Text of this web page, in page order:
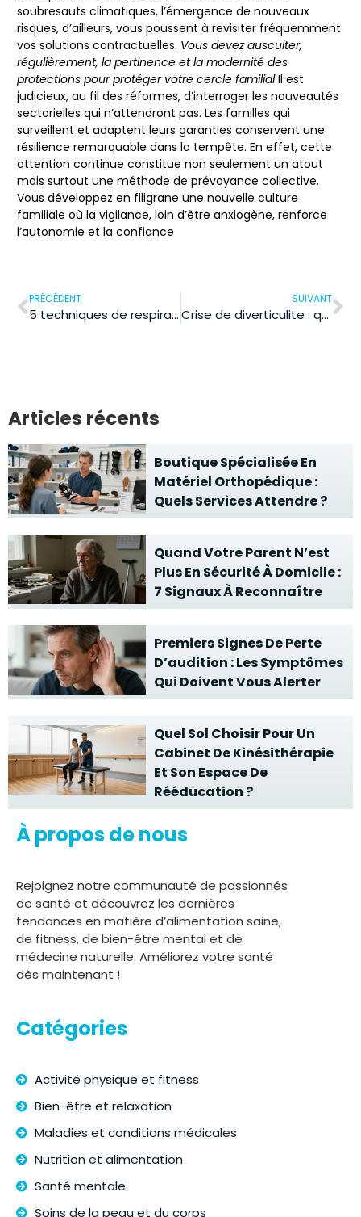
soubresauts climatiques, l’émergence de nouveaux
risques, d’ailleurs, vous poussent à revisiter fréquemment
vos solutions contractuelles. Vous devez ausculter,
régulièrement, la pertinence et la modernité des
protections pour protéger votre cercle familialIl est
judicieux, au fil des réformes, d’interroger les nouveautés
sectorielles qui n’attendront pas. Les familles qui
surveillent et adaptent leurs garanties conservent une
résilience remarquable dans la tempête. En effet, cette
attention continue constitue non seulement un atout
mais surtout une méthode de prévoyance collective.
Vous développez en filigrane une nouvelle culture
familiale où la vigilance, loin d’être anxiogène, renforce
l’autonomie et la confiance
PRÉCÉDENT
5 techniques de respiration efficaces contre le stress
SUIVANT
Crise de diverticulite : quelle est la durée et quels facteurs influencent l’évolution ?
Articles récents
Boutique Spécialisée En
Matériel Orthopédique :
Quels Services Attendre ?
Quand Votre Parent N’est
Plus En Sécurité À Domicile :
7 Signaux À Reconnaître
Premiers Signes De Perte
D’audition : Les Symptômes
Qui Doivent Vous Alerter
Quel Sol Choisir Pour Un
Cabinet De Kinésithérapie
Et Son Espace De
Rééducation ?
À propos de nous
Rejoignez notre communauté de passionnés
de santé et découvrez les dernières
tendances en matière d’alimentation saine,
de fitness, de bien-être mental et de
médecine naturelle. Améliorez votre santé
dès maintenant !
Catégories
Activité physique et fitness
Bien-être et relaxation
Maladies et conditions médicales
Nutrition et alimentation
Santé mentale
Soins de la peau et du corps